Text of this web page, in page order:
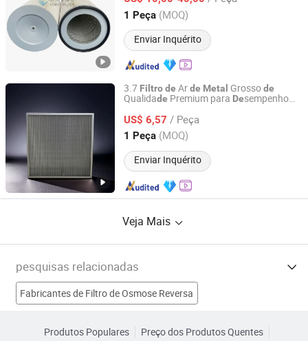
1 Peça (MOQ)
Enviar Inquérito
Jiangsu, China Desde 2015
3.7 Filtrode Arde Metal Grossode
Qualidade Premium para Desempenho
US$ 6,57 / Peça
1 Peça (MOQ)
Enviar Inquérito
Guangzhou Ley&Sons Environmental Technology Co., Ltd
Guangdong, China Desde 2025
Veja Mais
pesquisas relacionadas
Fabricantes de Filtro de Osmose Reversa
Produtos Populares Preço dos Produtos Quentes